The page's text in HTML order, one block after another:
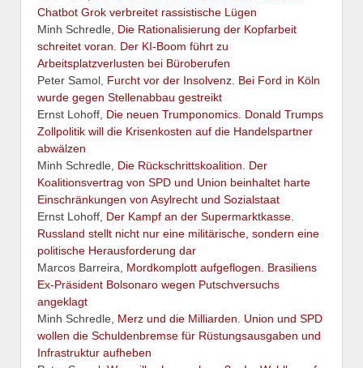
Chatbot Grok verbreitet rassistische Lügen
Minh Schredle, Die Rationalisierung der Kopfarbeit
schreitet voran. Der KI-Boom führt zu
Arbeitsplatzverlusten bei Büroberufen
Peter Samol, Furcht vor der Insolvenz. Bei Ford in Köln
wurde gegen Stellenabbau gestreikt
Ernst Lohoff, Die neuen Trumponomics. Donald Trumps
Zollpolitik will die Krisenkosten auf die Handelspartner
abwälzen
Minh Schredle, Die Rückschrittskoalition. Der
Koalitionsvertrag von SPD und Union beinhaltet harte
Einschränkungen von Asylrecht und Sozialstaat
Ernst Lohoff, Der Kampf an der Supermarktkasse.
Russland stellt nicht nur eine militärische, sondern eine
politische Herausforderung dar
Marcos Barreira, Mordkomplott aufgeflogen. Brasiliens
Ex-Präsident Bolsonaro wegen Putschversuchs
angeklagt
Minh Schredle, Merz und die Milliarden. Union und SPD
wollen die Schuldenbremse für Rüstungsausgaben und
Infrastruktur aufheben